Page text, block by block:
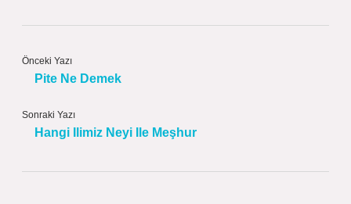
Önceki Yazı
Pite Ne Demek
Sonraki Yazı
Hangi Ilimiz Neyi Ile Meşhur